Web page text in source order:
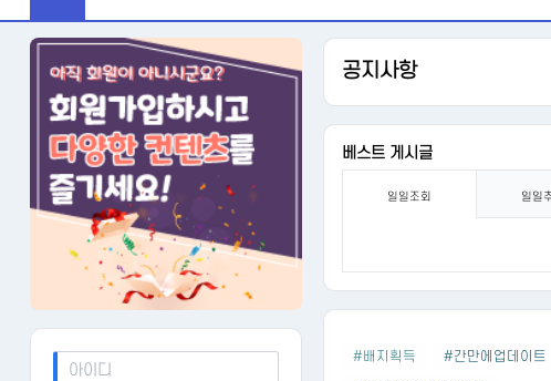
공지사항
베스트 게시글
일일조회 일일
#배지획득 #간만에업데이트